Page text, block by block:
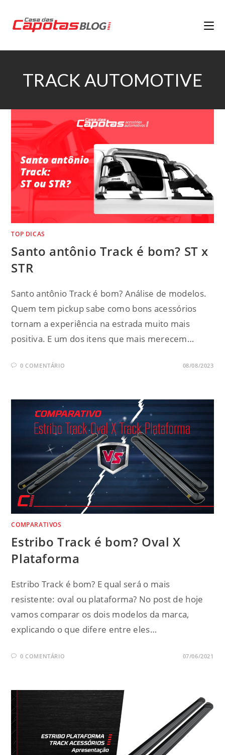
TRACK AUTOMOTIVE
TOP DICAS
Santo antônio Track é bom? ST x
STR
Santo antônio Track é bom? Análise de modelos.
Quem tem pickup sabe como bons acessórios
tornam a experiência na estrada muito mais
positiva. E um dos itens que mais merecem…
0 COMENTÁRIO 08/08/2023
COMPARATIVOS
Estribo Track é bom? Oval X
Plataforma
Estribo Track é bom? E qual será o mais
resistente: oval ou plataforma? No post de hoje
vamos comparar os dois modelos da marca,
explicando o que difere entre eles…
0 COMENTÁRIO 07/06/2021